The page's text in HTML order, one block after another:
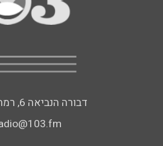
דבורה הנביאה 6, רמת השרון